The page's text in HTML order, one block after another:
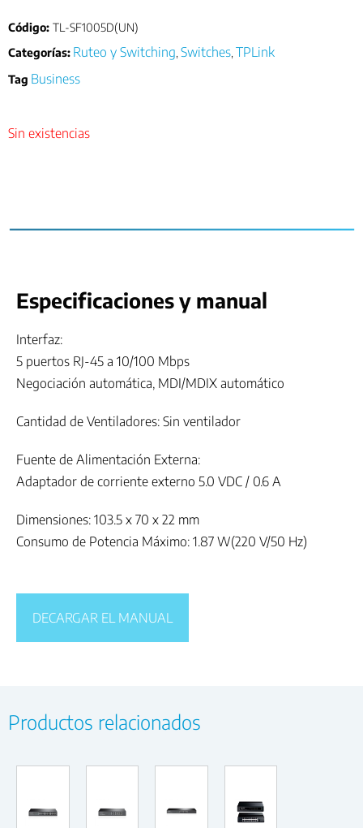
Código: TL-SF1005D(UN)
Categorías: Ruteo y Switching Switches TPLink
Tag Business
Sin existencias
Especificaciones y manual
Interfaz:
5 puertos RJ-45 a 10/100 Mbps
Negociación automática, MDI/MDIX automático
Cantidad de Ventiladores: Sin ventilador
Fuente de Alimentación Externa:
Adaptador de corriente externo 5.0 VDC / 0.6 A
Dimensiones: 103.5 x 70 x 22 mm
Consumo de Potencia Máximo: 1.87 W(220 V/50 Hz)
DECARGAR EL MANUAL
Productos relacionados